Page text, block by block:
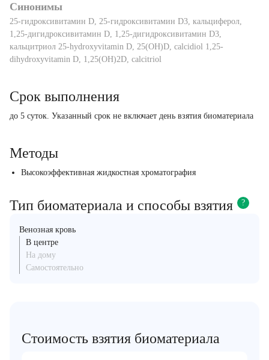
Синонимы
25-гидроксивитамин D, 25-гидроксивитамин D3, кальциферол,
1,25-дигидроксивитамин D, 1,25-дигидроксивитамин D3,
кальцитриол 25-hydroxyvitamin D, 25(OH)D, calcidiol 1,25-
dihydroxyvitamin D, 1,25(OH)2D, calcitriol
Срок выполнения
до 5 суток. Указанный срок не включает день взятия биоматериала
Методы
Высокоэффективная жидкостная хроматография
Тип биоматериала и способы взятия ?
Венозная кровь
В центре
На дому
Самостоятельно
Стоимость взятия биоматериала